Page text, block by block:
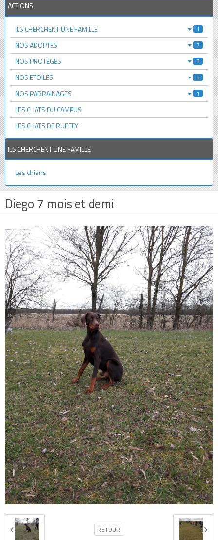
Diego 7 mois et demi
RETOUR
ACTIONS
ILS CHERCHENT UNE FAMILLE 1
NOS ADOPTES 7
NOS PROTÉGÉS 3
NOS ETOILES 3
NOS PARRAINAGES 1
LES CHATS DU CAMPUS
LES CHATS DE RUFFEY
ILS CHERCHENT UNE FAMILLE
Les chiens